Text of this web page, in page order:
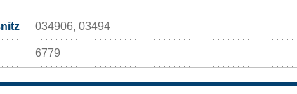
034906, 03494
6779